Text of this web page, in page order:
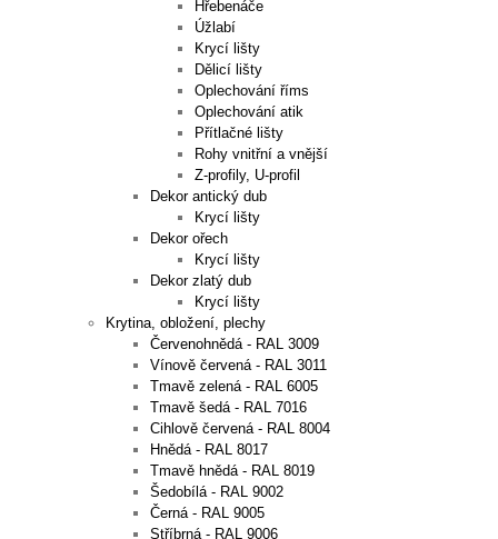
Hřebenáče
Úžlabí
Krycí lišty
Dělicí lišty
Oplechování říms
Oplechování atik
Přítlačné lišty
Rohy vnitřní a vnější
Z-profily, U-profil
Dekor antický dub
Krycí lišty
Dekor ořech
Krycí lišty
Dekor zlatý dub
Krycí lišty
Krytina, obložení, plechy
Červenohnědá - RAL 3009
Vínově červená - RAL 3011
Tmavě zelená - RAL 6005
Tmavě šedá - RAL 7016
Cihlově červená - RAL 8004
Hnědá - RAL 8017
Tmavě hnědá - RAL 8019
Šedobílá - RAL 9002
Černá - RAL 9005
Stříbrná - RAL 9006